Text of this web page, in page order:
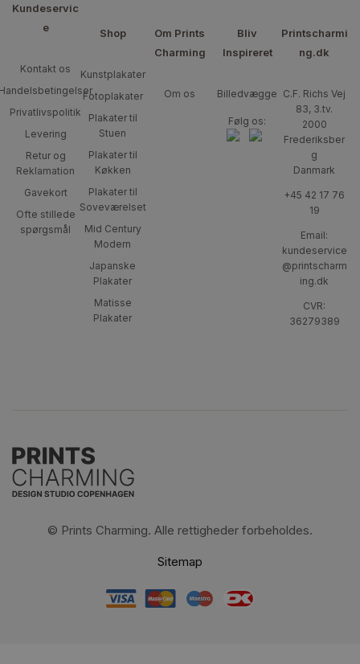
Kundeservic
e
Kontakt os
Privatlivspolitik
Levering
Retur og
Reklamation
Gavekort
Ofte stillede
spørgsmål
Shop
Kunstplakater
Fotoplakater
Plakater til
Stuen
Plakater til
Køkken
Plakater til
Soveværelset
Mid Century
Modern
Japanske
Plakater
Matisse
Plakater
Om Prints
Charming
Om os
Bliv
Inspireret
Billedvægge
Følg os:
Printscharmi
ng.dk
C.F. Richs Vej
83, 3.tv.
2000
Frederiksber
g
Danmark
+45 42 17 76
19
Email:
kundeservice
@printscharm
ing.dk
CVR:
36279389
© Prints Charming. Alle rettigheder forbeholdes.
Sitemap